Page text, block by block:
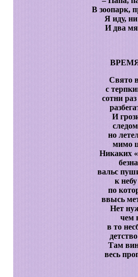
В зоопарк,
Я иду,
И два
Свято
с
сотни
И
но
мимо
Никаких
вальс
к
по
ввысь
Нет
чем
в то
Там
весь